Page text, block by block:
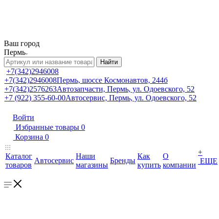
Ваш город
Пермь
Найти
+7(342)2946008
+7(342)2946008Пермь, шоссе Космонавтов, 244б
+7(342)2576263Автозапчасти, Пермь, ул. Одоевского, 52
+7 (922) 355-60-00Автосервис, Пермь, ул. Одоевского, 52
Войти
Избранные товары 0
Корзина 0
Каталог
товаров
Автосервис
Наши
магазины
Бренды
Как
купить
О
компании
+
ЕЩЕ